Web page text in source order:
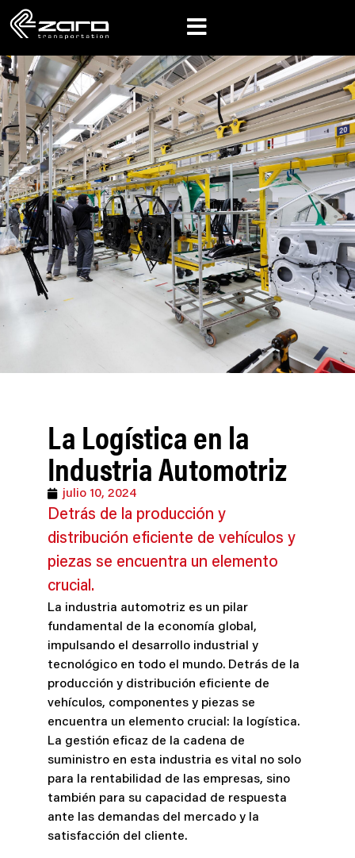
La Logística en la
Industria Automotriz
julio 10, 2024
Detrás de la producción y
distribución eficiente de vehículos y
piezas se encuentra un elemento
crucial.
La industria automotriz es un pilar
fundamental de la economía global,
impulsando el desarrollo industrial y
tecnológico en todo el mundo. Detrás de la
producción y distribución eficiente de
vehículos, componentes y piezas se
encuentra un elemento crucial: la logística.
La gestión eficaz de la cadena de
suministro en esta industria es vital no solo
para la rentabilidad de las empresas, sino
también para su capacidad de respuesta
ante las demandas del mercado y la
satisfacción del cliente.